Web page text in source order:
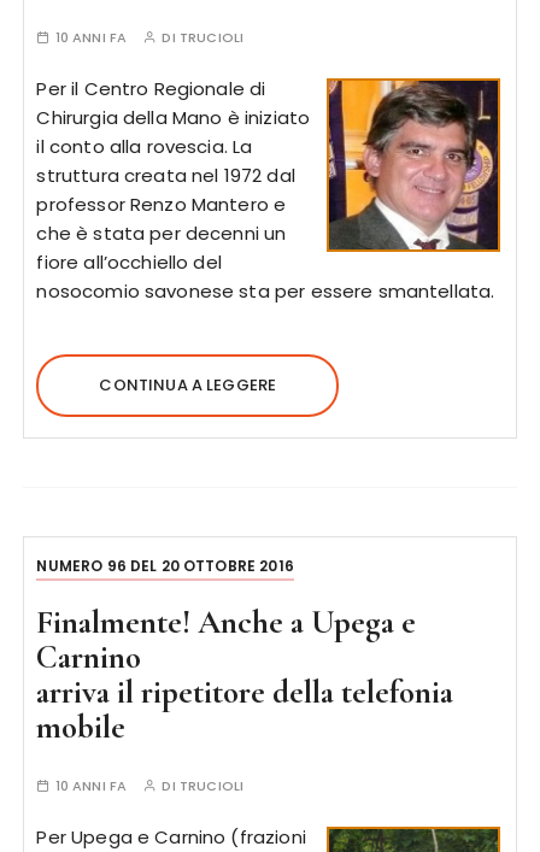
10 ANNI FA DI TRUCIOLI
Per il Centro Regionale di
Chirurgia della Mano è iniziato
il conto alla rovescia. La
struttura creata nel 1972 dal
professor Renzo Mantero e
che è stata per decenni un
fiore all’occhiello del
nosocomio savonese sta per essere smantellata.
CONTINUA A LEGGERE
NUMERO 96 DEL 20 OTTOBRE 2016
Finalmente! Anche a Upega e
Carnino
arriva il ripetitore della telefonia
mobile
10 ANNI FA DI TRUCIOLI
Per Upega e Carnino (frazioni